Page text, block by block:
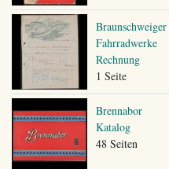
Braunschweiger
Fahrradwerke
Rechnung
1 Seite
Brennabor
Katalog
48 Seiten